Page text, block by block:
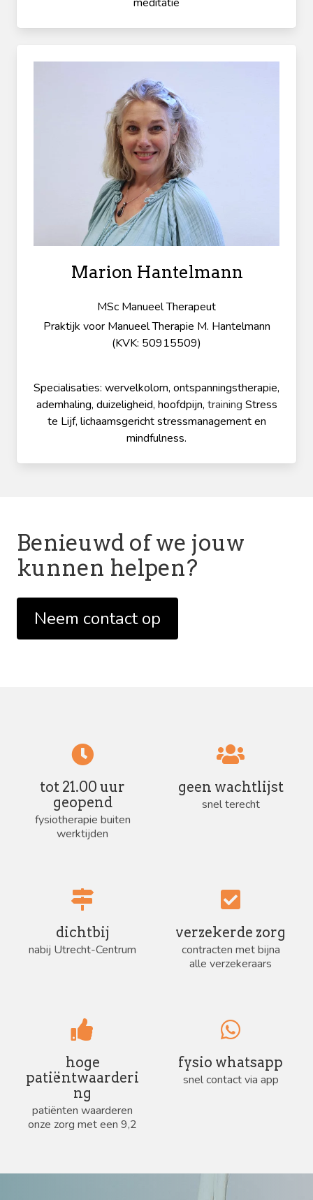
Marion Hantelmann
MSc Manueel Therapeut
Praktijk voor Manueel Therapie M. Hantelmann
(KVK: 50915509)
Specialisaties: wervelkolom, ontspanningstherapie,
ademhaling, duizeligheid, hoofdpijn, training Stress
te Lijf, lichaamsgericht stressmanagement en
mindfulness.
Benieuwd of we jouw
kunnen helpen?
Neem contact op
tot 21.00 uur
geopend
fysiotherapie buiten
werktijden
geen wachtlijst
snel terecht
dichtbij
nabij Utrecht-Centrum
verzekerde zorg
contracten met bijna
alle verzekeraars
hoge
patiëntwaarderi
ng
patiënten waarderen
onze zorg met een 9,2
fysio whatsapp
snel contact via app